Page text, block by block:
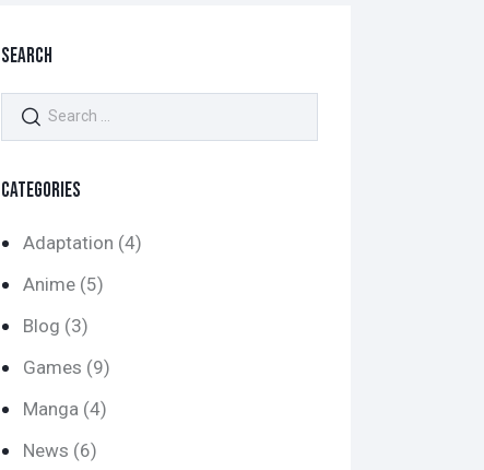
SEARCH
Search
for:
CATEGORIES
Adaptation (4)
Anime(5)
Blog (3)
Games (9)
Manga(4)
News (6)